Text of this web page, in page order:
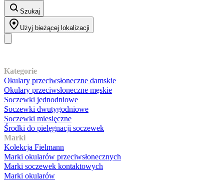
Szukaj
Użyj bieżącej lokalizacji
Kategorie
Okulary przeciwsłoneczne damskie
Okulary przeciwsłoneczne męskie
Soczewki jednodniowe
Soczewki dwutygodniowe
Soczewki miesięczne
Środki do pielęgnacji soczewek
Marki
Kolekcja Fielmann
Marki okularów przeciwsłonecznych
Marki soczewek kontaktowych
Marki okularów